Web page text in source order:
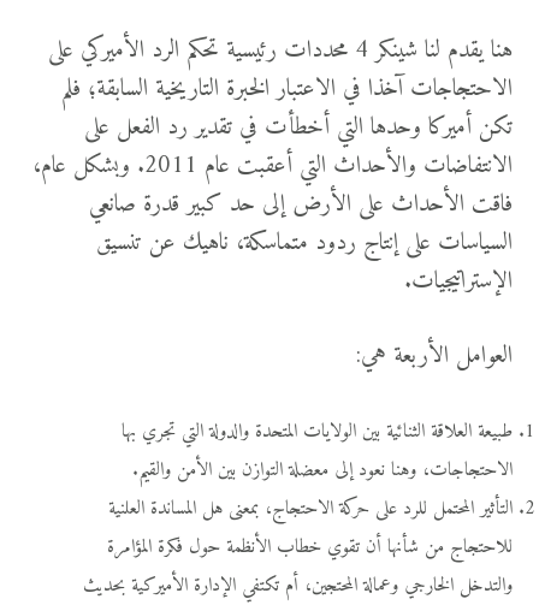
هنا يقدم لنا شينكر 4 محددات رئيسية تحكم الرد الأميركي على
الاحتجاجات آخذا في الاعتبار الخبرة التاريخية السابقة؛ فلم
تكن أميركا وحدها التي أخطأت في تقدير رد الفعل على
الانتفاضات والأحداث التي أعقبت عام 2011. وبشكل عام،
فاقت الأحداث على الأرض إلى حد كبير قدرة صانعي
السياسات على إنتاج ردود متماسكة، ناهيك عن تنسيق
الإستراتيجيات.
العوامل الأربعة هي:
طبيعة العلاقة الثنائية بين الولايات المتحدة والدولة التي تجري بها
الاحتجاجات، وهنا نعود إلى معضلة التوازن بين الأمن والقيم.
التأثير المحتمل للرد على حركة الاحتجاج، بمعنى هل المساندة العلنية
للاحتجاج من شأنها أن تقوي خطاب الأنظمة حول فكرة المؤامرة
والتدخل الخارجي وعمالة المحتجين، أم تكتفي الإدارة الأميركية بحديث